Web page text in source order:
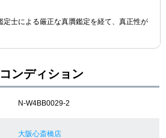
定士による厳正な真贋鑑定を経て、真正性が
ンディション
N-W4BB0029-2
大阪心斎橋店